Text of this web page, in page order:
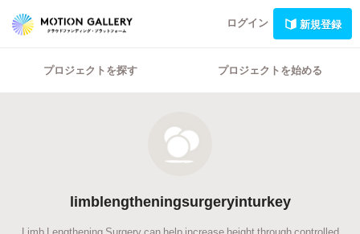
ログイン 新規登録
プロジェクトを探す プロジェクトを始める
limblengtheningsurgeryinturkey